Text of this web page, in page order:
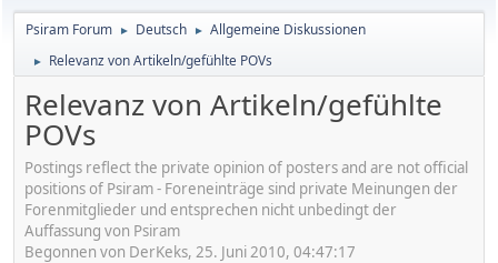
Psiram Forum ► Deutsch ► Allgemeine Diskussionen
► Relevanz von Artikeln/gefühlte POVs
Relevanz von Artikeln/gefühlte
POVs
Postings reflect the private opinion of posters and are not official
positions of Psiram - Foreneinträge sind private Meinungen der
Forenmitglieder und entsprechen nicht unbedingt der
Auffassung von Psiram
Begonnen von DerKeks, 25. Juni 2010, 04:47:17